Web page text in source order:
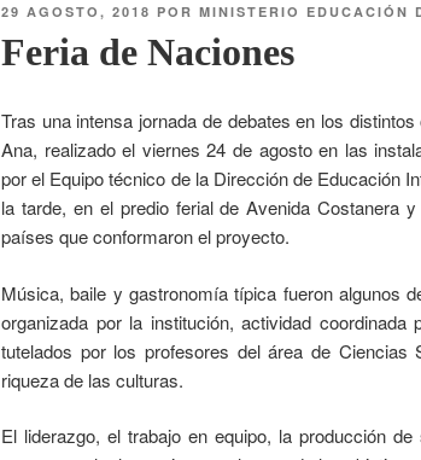
29 AGOSTO, 2018 POR MINISTERIO EDUCACIÓN
Feria de Naciones
Tras una intensa jornada de debates en los
Ana, realizado el viernes 24 de agosto en las
por el Equipo técnico de la Dirección de Educación
la tarde, en el predio ferial de Avenida Costanera
países que conformaron el proyecto.
Música, baile y gastronomía típica fueron algunos
organizada por la institución, actividad
tutelados por los profesores del área de Ciencias
riqueza de las culturas.
El liderazgo, el trabajo en equipo, la producción